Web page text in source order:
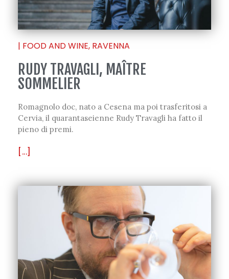
| FOOD AND WINE, RAVENNA
RUDY TRAVAGLI, MAÎTRE
SOMMELIER
Romagnolo doc, nato a Cesena ma poi trasferitosi a
Cervia, il quarantaseienne Rudy Travagli ha fatto il
pieno di premi.
[...]